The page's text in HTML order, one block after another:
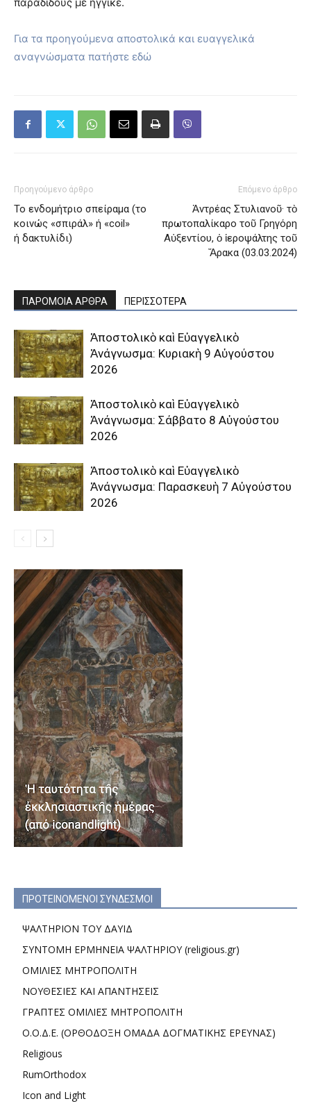
Για τα προηγούμενα αποστολικά και ευαγγελικά
αναγνώσματα πατήστε εδώ
Προηγούμενο άρθρο
Το ενδομήτριο σπείραμα (το
κοινώς «σπιράλ» ή «coil»
ή δακτυλίδι)
Επόμενο άρθρο
Ἀντρέας Στυλιανοῦ· τὸ
πρωτοπαλίκαρο τοῦ Γρηγόρη
Αὐξεντίου, ὁ ἱεροψάλτης τοῦ
Ἄρακα (03.03.2024)
ΠΑΡΟΜΟΙΑ ΑΡΘΡΑ ΠΕΡΙΣΣΟΤΕΡΑ
Ἀποστολικὸ καὶ Εὐαγγελικὸ
Ἀνάγνωσμα: Κυριακὴ 9 Αὐγούστου
2026
Ἀποστολικὸ καὶ Εὐαγγελικὸ
Ἀνάγνωσμα: Σάββατο 8 Αὐγούστου
2026
Ἀποστολικὸ καὶ Εὐαγγελικὸ
Ἀνάγνωσμα: Παρασκευὴ 7 Αὐγούστου
2026
ΠΡΟΤΕΙΝΟΜΕΝΟΙ ΣΥΝΔΕΣΜΟΙ
ΨΑΛΤΗΡΙΟΝ ΤΟΥ ΔΑΥΙΔ
ΣΥΝΤΟΜΗ ΕΡΜΗΝΕΙΑ ΨΑΛΤΗΡΙΟΥ (religious.gr)
ΟΜΙΛΙΕΣ ΜΗΤΡΟΠΟΛΙΤΗ
ΝΟΥΘΕΣΙΕΣ ΚΑΙ ΑΠΑΝΤΗΣΕΙΣ
ΓΡΑΠΤΕΣ ΟΜΙΛΙΕΣ ΜΗΤΡΟΠΟΛΙΤΗ
Ο.Ο.Δ.Ε. (ΟΡΘΟΔΟΞΗ ΟΜΑΔΑ ΔΟΓΜΑΤΙΚΗΣ ΕΡΕΥΝΑΣ)
Religious
RumOrthodox
Icon and Light